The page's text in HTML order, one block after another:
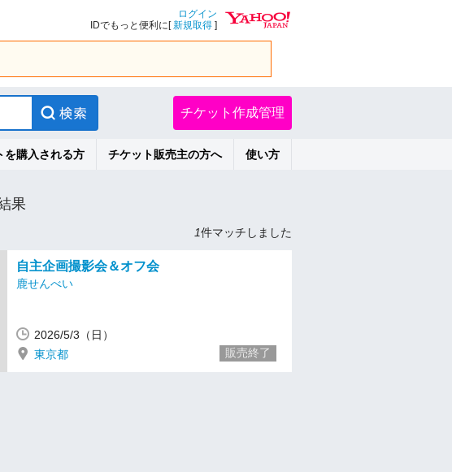
ログイン
IDでもっと便利に[新規取得 ]
チケット作成管理
を購入される方 チケット販売主の方へ 使い方
果
1件マッチしました
自主企画撮影会＆オフ会
鹿せんべい
2026/5/3（日）
東京都
販売終了